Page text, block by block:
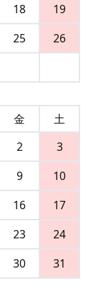
18
19
25
26
金
土
2
3
9
10
16
17
23
24
30 31